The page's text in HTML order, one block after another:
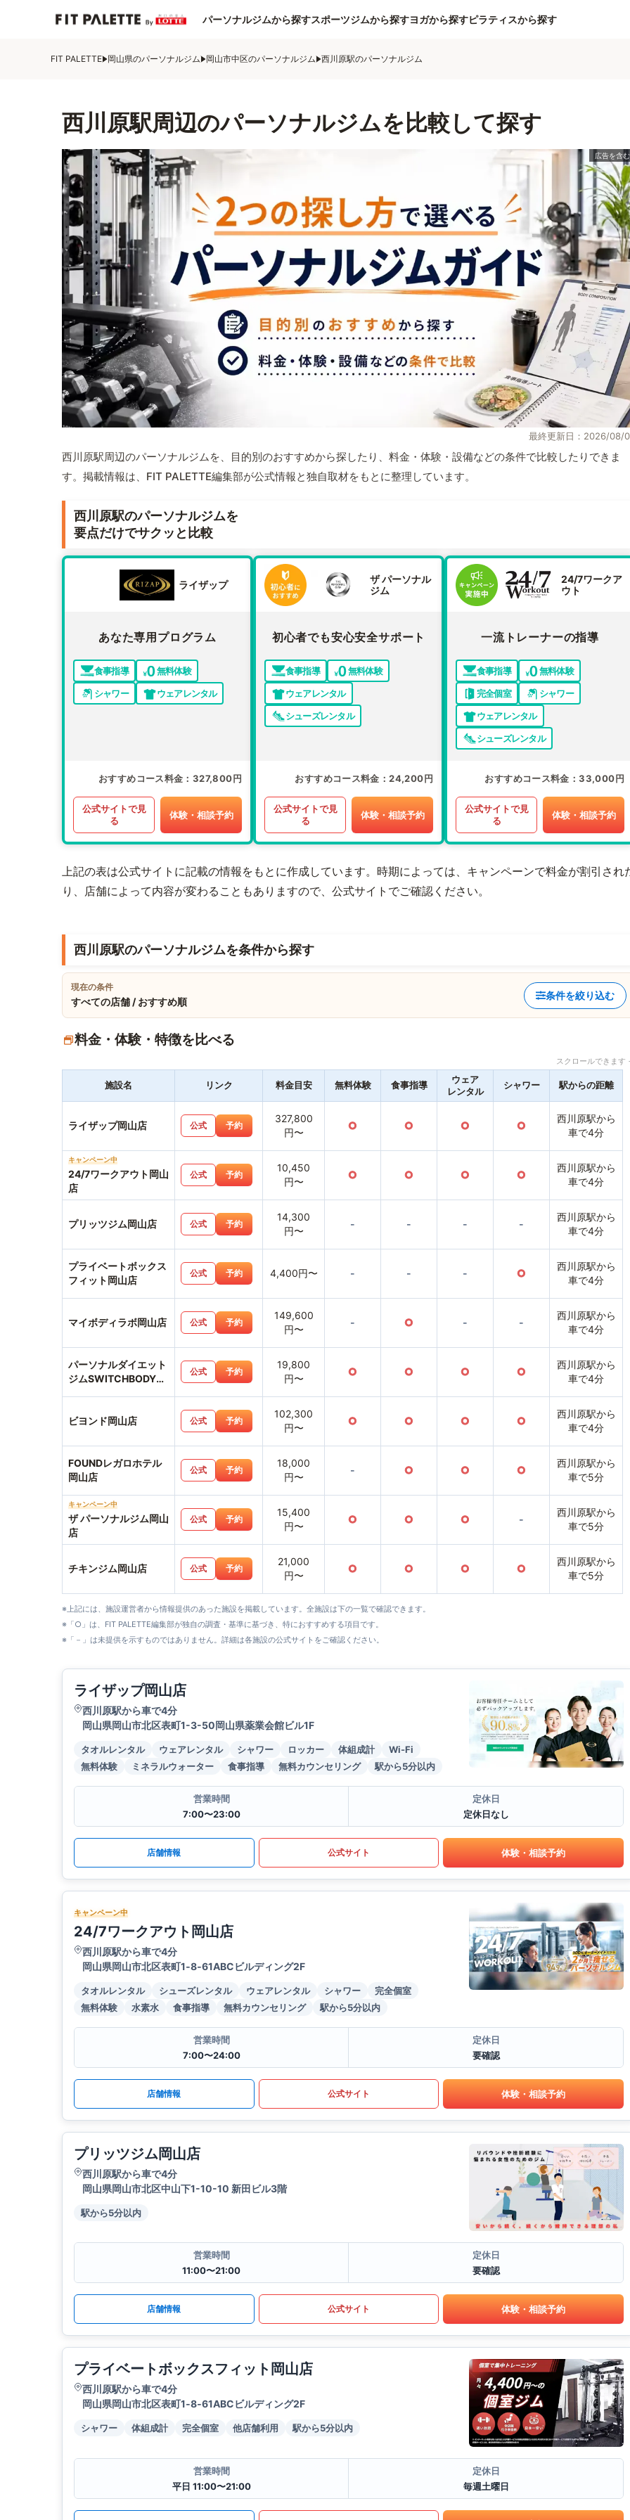
パーソナルジムから探すスポーツジムから探すヨガから探すピラティスから探す
FIT PALETTE 岡山県のパーソナルジム 岡山市中区のパーソナルジム 西川原駅のパーソナルジム
西川原駅周辺のパーソナルジムを比較して探す
最終更新日：2026/08/
西川原駅周辺のパーソナルジムを、目的別のおすすめから探したり、料金・体験・設備などの条件で比較したりできま
す。掲載情報は、FIT PALETTE編集部が公式情報と独自取材をもとに整理しています。
西川原駅のパーソナルジムを
要点だけでサクッと比較
ライザップ
あなた専用プログラム
食事指導
無料体験
シャワー
ウェアレンタル
おすすめコース料金 327,800円
公式サイトで見
る
体験・相談予約
ザ パーソナル
ジム
初心者でも安心安全サポート
食事指導
無料体験
ウェアレンタル
シューズレンタル
おすすめコース料金 24,200円
公式サイトで見
る
体験・相談予約
24/7ワークア
ウト
一流トレーナーの指導
食事指導
無料体験
完全個室
シャワー
ウェアレンタル
シューズレンタル
おすすめコース料金 33,000円
公式サイトで見
る
体験・相談予約
上記の表は公式サイトに記載の情報をもとに作成しています。時期によっては、キャンペーンで料金が割引され
り、店舗によって内容が変わることもありますので、公式サイトでご確認ください。
西川原駅のパーソナルジムを条件から探す
現在の条件
すべての店舗 / おすすめ順
条件を絞り込む
料金・体験・特徴を比べる
スクロールできま
施設名 リンク 料金目安 無料体験 食事指導
ウェア
レンタル
シャワー 駅からの距離
ライザップ岡山店 公式 予約
327,800
円〜
○ ○ ○ ○
西川原駅から
車で4分
キャンペーン中
24/7ワークアウト岡山
店
公式 予約
10,450
円〜
○ ○ ○ ○
西川原駅から
車で4分
プリッツジム岡山店 公式 予約
14,300
円〜
- - - -
西川原駅から
車で4分
プライベートボックス
フィット岡山店
公式 予約 4,400円〜 - - - ○
西川原駅から
車で4分
マイボディラボ岡山店 公式 予約
149,600
円〜
- ○ - -
西川原駅から
車で4分
パーソナルダイエット
ジムSWITCHBODY岡
公式 予約
19,800
円〜
○ ○ ○ ○
西川原駅から
車で4分
ビヨンド岡山店 公式 予約
102,300
円〜
○ ○ ○ ○
西川原駅から
車で4分
FOUNDレガロホテル
岡山店
公式 予約
18,000
円〜
- ○ ○ ○
西川原駅から
車で5分
キャンペーン中
ザ パーソナルジム岡山
店
公式 予約
15,400
円〜
○ ○ ○ -
西川原駅から
車で5分
チキンジム岡山店 公式 予約
21,000
円〜
○ ○ ○ ○
西川原駅から
車で5分
※上記には、施設運営者から情報提供のあった施設を掲載しています。全施設は下の一覧で確認できます。
※「○」は、FIT PALETTE編集部が独自の調査・基準に基づき、特におすすめする項目です。
※「－」は未提供を示すものではありません。詳細は各施設の公式サイトをご確認ください。
ライザップ岡山店
西川原駅から車で4分
岡山県岡山市北区表町1-3-50岡山県薬業会館ビル1F
タオルレンタル ウェアレンタル シャワー ロッカー 体組成計
Wi-Fi
無料体験
ミネラルウォーター 食事指導 無料カウンセリング 駅から5分以内
営業時間
7:00〜23:00
定休日
定休日なし
店舗情報 公式サイト 体験・相談予約
キャンペーン中
24/7ワークアウト岡山店
西川原駅から車で4分
岡山県岡山市北区表町1‐8‐61ABCビルディング2F
タオルレンタル シューズレンタル ウェアレンタル シャワー
完全個室
無料体験
水素水 食事指導 無料カウンセリング 駅から5分以内
営業時間
7:00〜24:00
定休日
要確認
店舗情報 公式サイト 体験・相談予約
プリッツジム岡山店
西川原駅から車で4分
岡山県岡山市北区中山下1-10-10 新田ビル3階
駅から5分以内
営業時間
11:00〜21:00
定休日
要確認
店舗情報 公式サイト 体験・相談予約
プライベートボックスフィット岡山店
西川原駅から車で4分
岡山県岡山市北区表町1‐8‐61ABCビルディング2F
シャワー 体組成計 完全個室 他店舗利用 駅から5分以内
営業時間
平日 11:00〜21:00
定休日
毎週土曜日